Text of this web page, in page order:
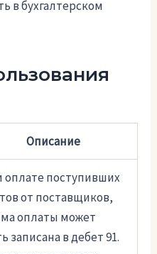
в бухгалтерском
Описание
оплате поступивших
от поставщиков,
оплаты может
записана в дебет 91.